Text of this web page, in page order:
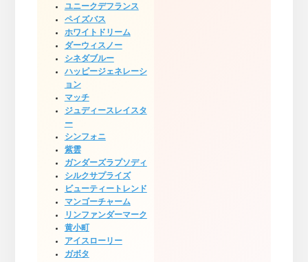
ユニークデフランス
ペイズバス
ホワイトドリーム
ダーウィスノー
シネダブルー
ハッピージェネレーシ
ョン
マッチ
ジュディースレイスタ
ー
シンフォニ
紫雲
ガンダーズラプソディ
シルクサプライズ
ビューティートレンド
マンゴーチャーム
リンファンダーマーク
黄小町
アイスローリー
ガボタ